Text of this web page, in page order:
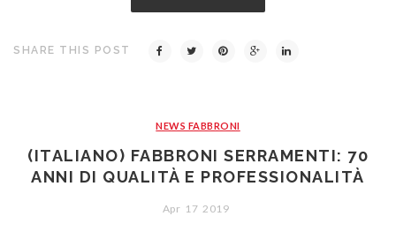
SHARE THIS POST
NEWS FABBRONI
(ITALIANO) FABBRONI SERRAMENTI: 70
ANNI DI QUALITÀ E PROFESSIONALITÀ
Apr 17 2019